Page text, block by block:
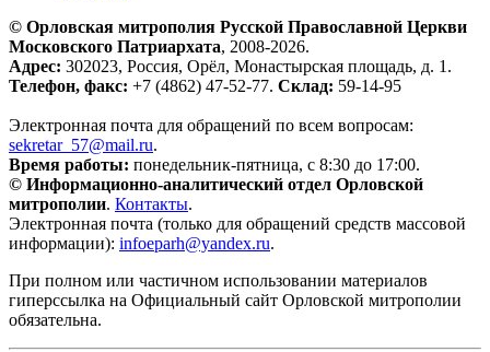
© Орловская митрополия Русской Православной Церкви
Московского Патриархата, 2008-2026.
Адрес: 302023, Россия, Орёл, Монастырская площадь, д. 1.
Телефон, факс: +7 (4862) 47-52-77. Склад: 59-14-95
Электронная почта для обращений по всем вопросам:
sekretar_57@mail.ru.
Время работы: понедельник-пятница, с 8:30 до 17:00.
© Информационно-аналитический отдел Орловской
митрополии. Контакты.
Электронная почта (только для обращений средств массовой
информации): infoeparh@yandex.ru.
При полном или частичном использовании материалов
гиперссылка на Официальный сайт Орловской митрополии
обязательна.